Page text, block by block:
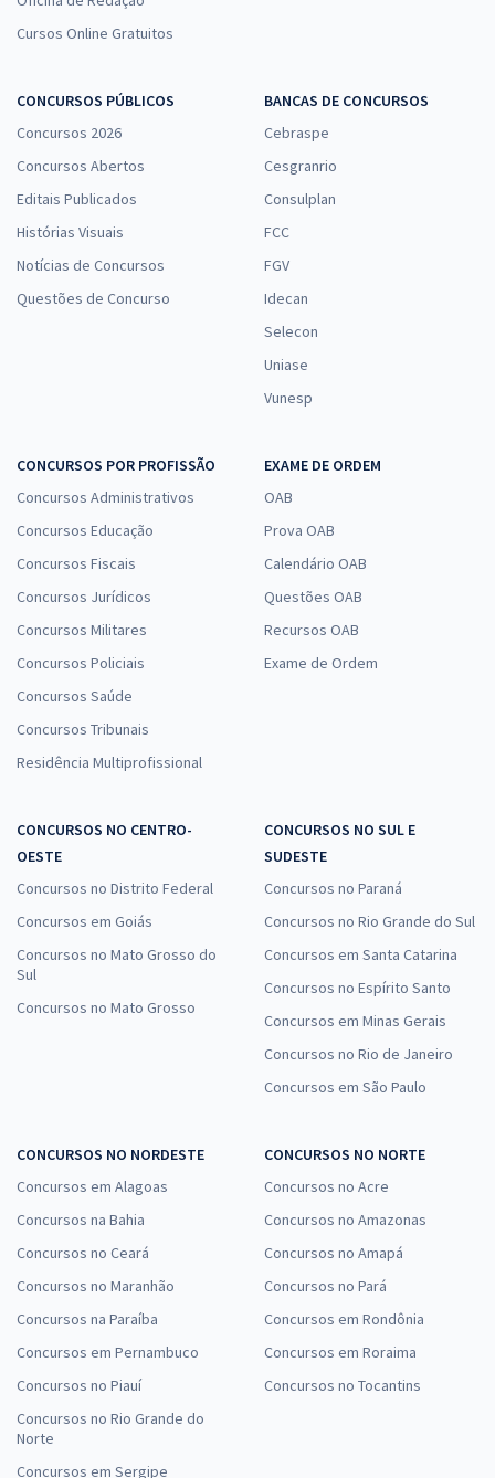
Cursos Online Gratuitos
CONCURSOS PÚBLICOS
Concursos 2026
Concursos Abertos
Editais Publicados
Histórias Visuais
Notícias de Concursos
Questões de Concurso
BANCAS DE CONCURSOS
Cebraspe
Cesgranrio
Consulplan
FCC
FGV
Idecan
Selecon
Uniase
Vunesp
CONCURSOS POR PROFISSÃO
Concursos Administrativos
Concursos Educação
Concursos Fiscais
Concursos Jurídicos
Concursos Militares
Concursos Policiais
Concursos Saúde
Concursos Tribunais
Residência Multiprofissional
EXAME DE ORDEM
OAB
Prova OAB
Calendário OAB
Questões OAB
Recursos OAB
Exame de Ordem
CONCURSOS NO CENTRO-
OESTE
Concursos no Distrito Federal
Concursos em Goiás
Concursos no Mato Grosso do
Sul
Concursos no Mato Grosso
CONCURSOS NO SUL E
SUDESTE
Concursos no Paraná
Concursos no Rio Grande do Sul
Concursos em Santa Catarina
Concursos no Espírito Santo
Concursos em Minas Gerais
Concursos no Rio de Janeiro
Concursos em São Paulo
CONCURSOS NO NORDESTE
Concursos em Alagoas
Concursos na Bahia
Concursos no Ceará
Concursos no Maranhão
Concursos na Paraíba
Concursos em Pernambuco
Concursos no Piauí
Concursos no Rio Grande do
Norte
Concursos em Sergipe
CONCURSOS NO NORTE
Concursos no Acre
Concursos no Amazonas
Concursos no Amapá
Concursos no Pará
Concursos em Rondônia
Concursos em Roraima
Concursos no Tocantins